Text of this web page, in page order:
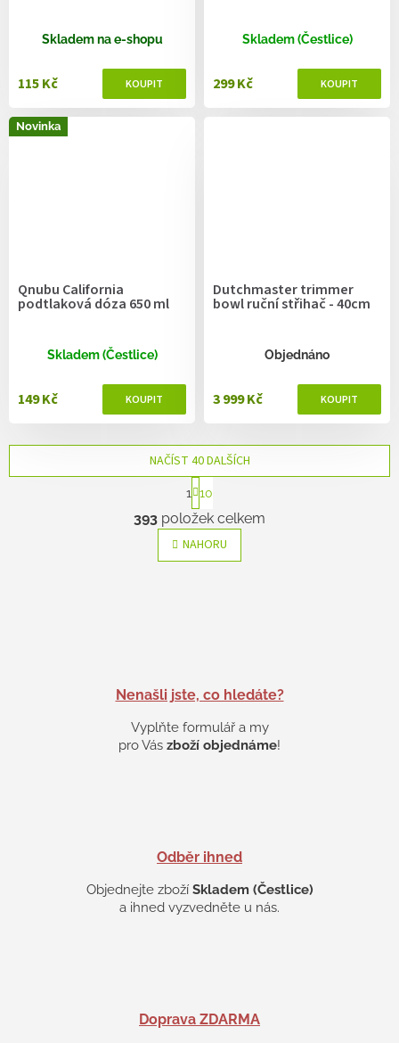
Skladem na e-shopu
115 Kč
Skladem (Čestlice)
299 Kč
Novinka
Qnubu California
podtlaková dóza 650 ml
Skladem (Čestlice)
149 Kč
Dutchmaster trimmer
bowl ruční střihač - 40cm
Objednáno
3 999 Kč
O
v
l
á
k
v
ý
NAČÍST 40 DALŠÍCH
S
t
r
á
n
k
1 10
393 položek celkem
NAHORU
Nenašli jste, co hledáte?
Vyplňte formulář a my
pro Vás zboží objednáme!
Odběr ihned
Objednejte zboží Skladem (Čestlice)
a ihned vyzvedněte u nás.
Doprava ZDARMA